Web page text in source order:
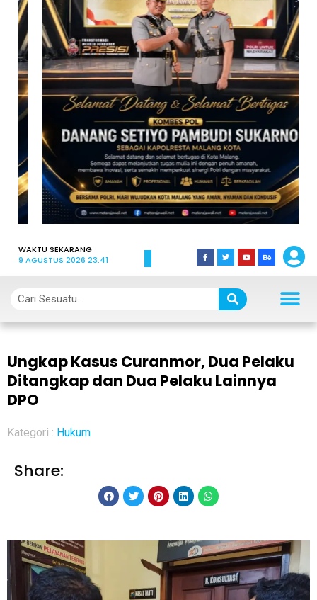
WAKTU SEKARANG
9 AGUSTUS 2026 23:41
Ungkap Kasus Curanmor, Dua Pelaku
Ditangkap dan Dua Pelaku Lainnya
DPO
Kategori : Hukum
Share: